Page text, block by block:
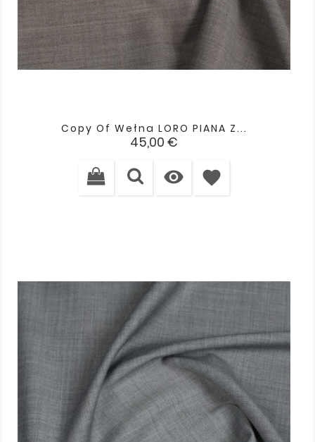
Copy Of Wełna LORO PIANA Z...
Cena
45,00 €
 favorite